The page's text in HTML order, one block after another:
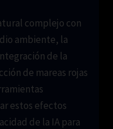
complejo con
ambiente, la
de la
de mareas rojas
estos efectos
de la IA para